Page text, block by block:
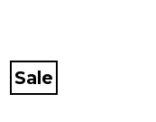
Sale